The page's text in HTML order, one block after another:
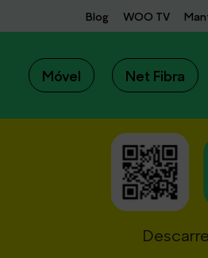
Blog WOO TV
Móvel Net Fibra